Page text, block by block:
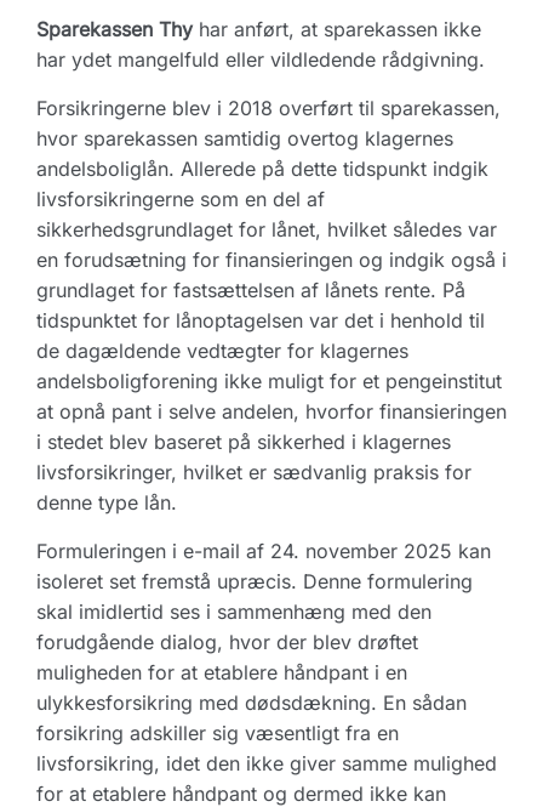
Sparekassen Thy har anført, at sparekassen ikke
har ydet mangelfuld eller vildledende rådgivning.
Forsikringerne blev i 2018 overført til sparekassen,
hvor sparekassen samtidig overtog klagernes
andelsboliglån. Allerede på dette tidspunkt indgik
livsforsikringerne som en del af
sikkerhedsgrundlaget for lånet, hvilket således var
en forudsætning for finansieringen og indgik også i
grundlaget for fastsættelsen af lånets rente. På
tidspunktet for lånoptagelsen var det i henhold til
de dagældende vedtægter for klagernes
andelsboligforening ikke muligt for et pengeinstitut
at opnå pant i selve andelen, hvorfor finansieringen
i stedet blev baseret på sikkerhed i klagernes
livsforsikringer, hvilket er sædvanlig praksis for
denne type lån.
Formuleringen i e-mail af 24. november 2025 kan
isoleret set fremstå upræcis. Denne formulering
skal imidlertid ses i sammenhæng med den
forudgående dialog, hvor der blev drøftet
muligheden for at etablere håndpant i en
ulykkesforsikring med dødsdækning. En sådan
forsikring adskiller sig væsentligt fra en
livsforsikring, idet den ikke giver samme mulighed
for at etablere håndpant og dermed ikke kan